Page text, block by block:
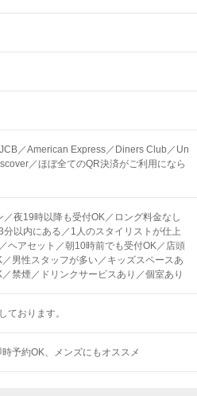
／American Express／Diners Club／Un
／ほぼ全てのQR決済がご利用になら
夜19時以降も受付OK／ロング料金なし
分以内にある／1人のスタイリストが仕上
ヘアセット／朝10時前でも受付OK／店頭
男性スタッフが多い／キッズスペースあ
禁煙／ドリンクサービスあり／個室あり
ております。
時予約OK メンズにもオススメ